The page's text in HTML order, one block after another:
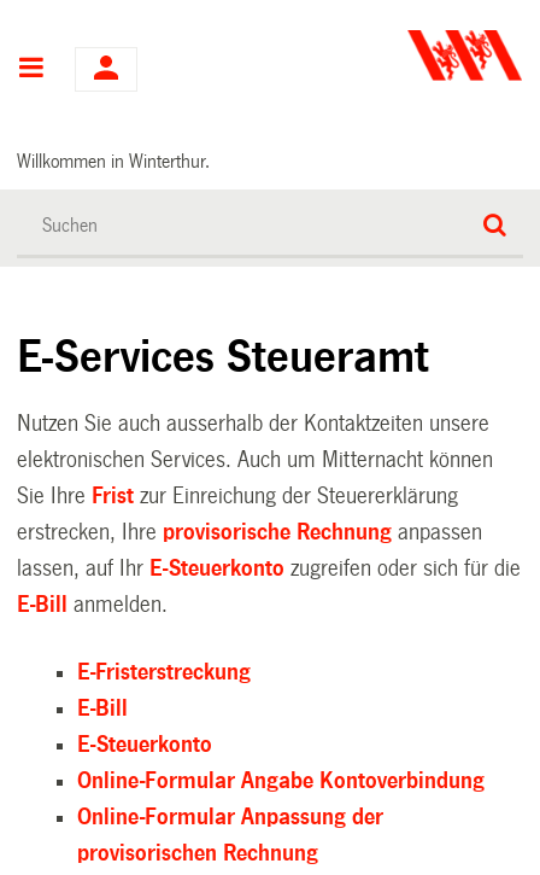
Hauptnavigation
Willkommen in Winterthur.
E-Services Steueramt
Nutzen Sie auch ausserhalb der Kontaktzeiten unsere
elektronischen Services. Auch um Mitternacht können
Sie Ihre Fristzur Einreichung der Steuererklärung
erstrecken, Ihre provisorische Rechnunganpassen
lassen, auf Ihr E-Steuerkonto zugreifen oder sich für die
E-Billanmelden.
E-Fristerstreckung
E-Bill
E-Steuerkonto
Online-Formular Angabe Kontoverbindung
Online-Formular Anpassung der
provisorischen Rechnung